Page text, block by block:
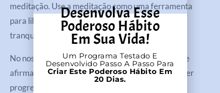
meditação. Use a meditação como uma ferramenta
para liberar tensões diárias e cultivar uma mente
tranquila.
No nosso app temos meditações, cursos, desafios e
afirmações positivas para que você possa se manter
progredindo o ano inteiro.
Desenvolva Esse
Poderoso Hábito
Em Sua Vida!
Um Programa Testado E
Desenvolvido Passo A Passo Para
Criar Este Poderoso Hábito Em
20 Dias.